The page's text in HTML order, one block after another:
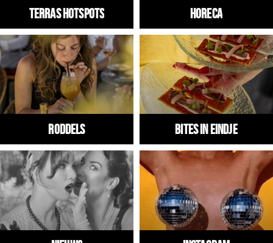
Ook reclame maken?
Over Eindhovens Rondje
Inloggen
Terras hotspots HORECA
RODDELS Bites in Eindje